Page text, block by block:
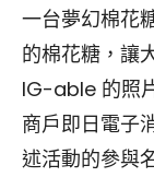
一台夢幻棉花
的棉花糖，讓
IG-able 的照
商戶即日電子
述活動的參與